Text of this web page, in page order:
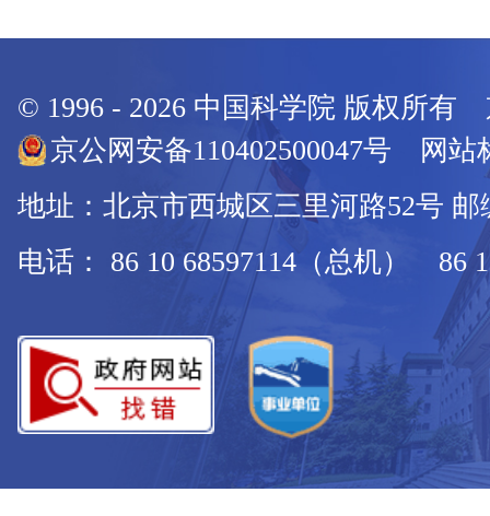
© 1996 - 2026 中国科学院 版权所有
京公网安备110402500047号 网站
地址：北京市西城区三里河路52号 邮
电话： 86 10 68597114（总机） 86